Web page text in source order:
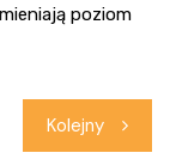
poziom
Kolejny